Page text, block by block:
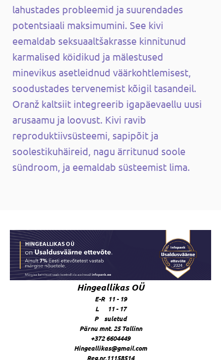
lahustades probleemid ja suurendades
potentsiaali maksimumini. See kivi
eemaldab seksuaaltšakrasse kinnitunud
karmalised köidikud ja mälestused
minevikus asetleidnud väärkohtlemisest,
soodustades tervenemist kõigil tasandeil.
Oranž kaltsiit integreerib igapäevaellu uusi
arusaamu ja loovust. Kivi ravib
reproduktiivsüsteemi, sapipõit ja
soolestikuhäireid, nagu ärritunud soole
sündroom, ja eemaldab süsteemist lima.
Hingeallikas OÜ
E-R 11 - 19
L 11 - 17
P suletud
Pärnu mnt. 25 Tallinn
+372 6604449
Hingeallikas@gmail.com
Reg.nr.11158514